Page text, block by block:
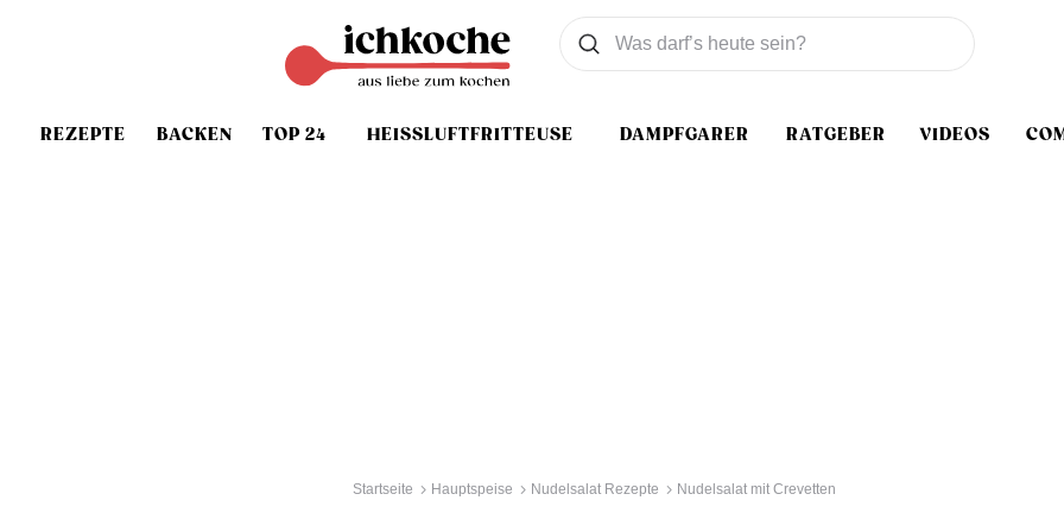
REZEPTE BACKEN TOP 24 HEISSLUFTFRITTEUSE DAMPFGARER RATGEBER VIDEOS
Was wollen Sie suchen
Suchen
Startseite Hauptspeise Nudelsalat Rezepte Nudelsalat mit Crevetten